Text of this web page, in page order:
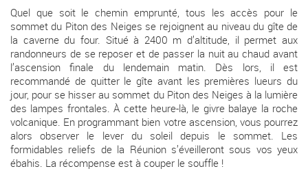
Quel que soit le chemin emprunté, tous les accès pour le
sommet du Piton des Neiges se rejoignent au niveau du gîte de
la caverne du four. Situé à 2400 m d’altitude, il permet aux
randonneurs de se reposer et de passer la nuit au chaud avant
l’ascension finale du lendemain matin. Dès lors, il est
recommandé de quitter le gîte avant les premières lueurs du
jour, pour se hisser au sommet du Piton des Neiges à la lumière
des lampes frontales. À cette heure-là, le givre balaye la roche
volcanique. En programmant bien votre ascension, vous pourrez
alors observer le lever du soleil depuis le sommet. Les
formidables reliefs de la Réunion s’éveilleront sous vos yeux
ébahis. La récompense est à couper le souffle !